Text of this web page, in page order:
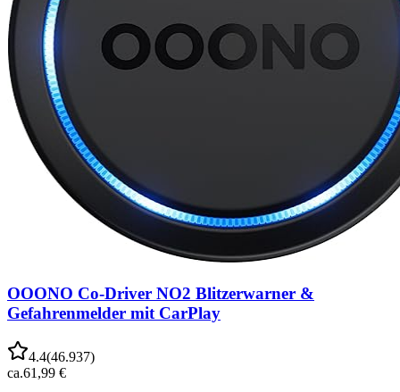
OOONO Co-Driver NO2 Blitzerwarner &
Gefahrenmelder mit CarPlay
4.4(46.937)
ca.61,99 €